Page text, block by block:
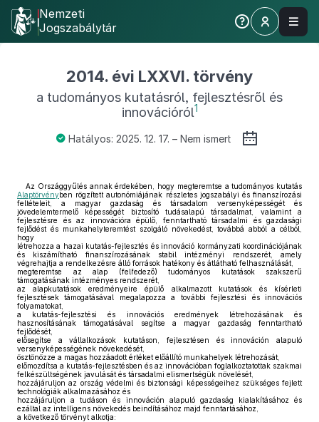
Nemzeti
Jogszabálytár
2014. évi LXXVI. törvény
a tudományos kutatásról, fejlesztésről és
innovációról1
Hatályos: 2025. 12. 17. – Nem ismert
Az Országgyűlés annak érdekében, hogy megteremtse a tudományos kutatás
Alaptörvényben rögzített autonómiájának részletes jogszabályi és finanszírozási
feltételeit, a magyar gazdaság és társadalom versenyképességét és
jövedelemtermelő képességét biztosító tudásalapú társadalmat, valamint a
fejlesztésre és az innovációra épülő, fenntartható társadalmi és gazdasági
fejlődést és munkahelyteremtést szolgáló növekedést, továbbá abból a célból,
hogy
létrehozza a hazai kutatás-fejlesztés és innováció kormányzati koordinációjának
és kiszámítható finanszírozásának stabil intézményi rendszerét, amely
végrehajtja a rendelkezésre álló források hatékony és átlátható felhasználását,
megteremtse az alap (felfedező) tudományos kutatások szakszerű
támogatásának intézményes rendszerét,
az alapkutatások eredményeire épülő alkalmazott kutatások és kísérleti
fejlesztések támogatásával megalapozza a további fejlesztési és innovációs
folyamatokat,
a kutatás-fejlesztési és innovációs eredmények létrehozásának és
hasznosításának támogatásával segítse a magyar gazdaság fenntartható
fejlődését,
elősegítse a vállalkozások kutatáson, fejlesztésen és innováción alapuló
versenyképességének növekedését,
ösztönözze a magas hozzáadott értéket előállító munkahelyek létrehozását,
előmozdítsa a kutatás-fejlesztésben és az innovációban foglalkoztatottak szakmai
felkészültségének javulását és társadalmi elismertségük növelését,
hozzájáruljon az ország védelmi és biztonsági képességeihez szükséges fejlett
technológiák alkalmazásához és
hozzájáruljon a tudáson és innováción alapuló gazdaság kialakításához és
ezáltal az intelligens növekedés beindításához majd fenntartásához,
a következő törvényt alkotja: